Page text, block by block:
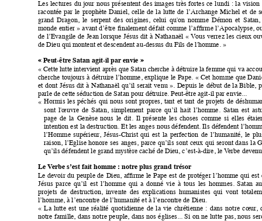
Les lectures du jour nous présentent des images très fortes ce lundi : la vision
racontée par le prophète Daniel, celle de la lutte de l’Archange Michel et de
grand
Dragon, le serpent des origines, celui qu'on nomme Démon et Satan,
monde entier !» avant d’être ﬁnalement défait comme l’afﬁrme l’Apocalypse,
de l’Evangile de Jean lorsque Jésus dit à Nathanaël « !Vous verrez les cieux
de Dieu qui montent et descendent au-dessus du Fils de l'homme.
»
«! Peut-être Satan agit-il par envie »
«! Cette lutte intervient après que Satan cherche à détruire la femme qui va
cherche toujours à détruire l’homme, !explique le Pape. «!Cet homme que
et dont Jésus dit à Nathanaël qu’il serait venu !». Depuis le début de la Bible,
parle de cette séduction de Satan pour détruire. Peut-être agit-il par envie...
«Hormis les péchés qui nous sont propres, tant et tant de projets de
sont l'œuvre de Satan, simplement parce qu’il hait l’homme. Satan est
page de la Genèse nous le dit. Il présente les choses comme si elles
intention est la destruction. Et les anges nous défendent. Ils défendent
l’Homme supérieur, Jésus-Christ qui est la perfection de l’humanité, le
raison,
l’Eglise honore ses anges, parce qu’ils sont ceux qui seront dans la
qu’ils défendent le grand mystère caché de Dieu, c’est-à-dire, le Verbe
Le Verbe s’est fait homme : notre plus grand trésor
Le devoir du peuple de Dieu, afﬁrme le Pape est de protéger l’homme qui est
Jésus parce qu’il est l’homme qui a donné vie à tous les hommes. Satan au
projets de destruction, invente des explications humanistes qui vont
l’homme, à l’encontre de l’humanité et à l’encontre de Dieu.
« !La lutte est une réalité quotidienne de la vie chrétienne : dans notre cœur,
notre famille, dans notre peuple, dans nos églises... Si on ne lutte pas, nous